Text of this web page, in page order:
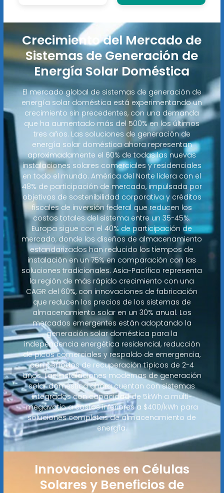
Crecimiento del Mercado de
Sistemas de Generación de
Energía Solar Doméstica
El mercado global de sistemas de generación de
energía solar doméstica está experimentando un
crecimiento sin precedentes, con una demanda
que ha aumentado más del 500% en los últimos
tres años. Las soluciones de generación de
energía solar doméstica ahora representan
aproximadamente el 60% de todas las nuevas
instalaciones solares comerciales y residenciales
en todo el mundo. América del Norte lidera con el
48% de participación de mercado, impulsada por
objetivos de sostenibilidad corporativa y créditos
fiscales de inversión federal que reducen los
costos totales del sistema entre un 35-45%.
Europa sigue con el 40% de participación de
mercado, donde los diseños de almacenamiento
estandarizados han reducido los tiempos de
instalación en un 75% en comparación con las
soluciones tradicionales. Asia-Pacífico representa
la región de más rápido crecimiento con una
CAGR del 60%, con innovaciones de fabricación
que reducen los precios de los sistemas de
almacenamiento solar en un 30% anual. Los
mercados emergentes están adoptando la
generación solar doméstica para la
independencia energética residencial, reducción
de picos comerciales y respaldo de emergencia,
con períodos de recuperación típicos de 2-4
años. Las instalaciones modernas de generación
solar doméstica ahora cuentan con sistemas
integrados con capacidad de 5kWh a multi-
megavatio a costos inferiores a $400/kWh para
soluciones completas de almacenamiento de
energía.
Innovaciones en Células
Solares y Beneficios de